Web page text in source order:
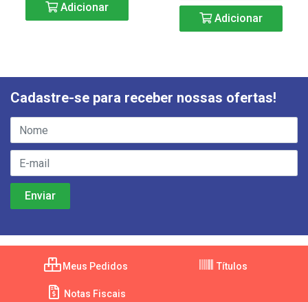
Adicionar
Adicionar
Cadastre-se para receber nossas ofertas!
Meus Pedidos Títulos
Notas Fiscais